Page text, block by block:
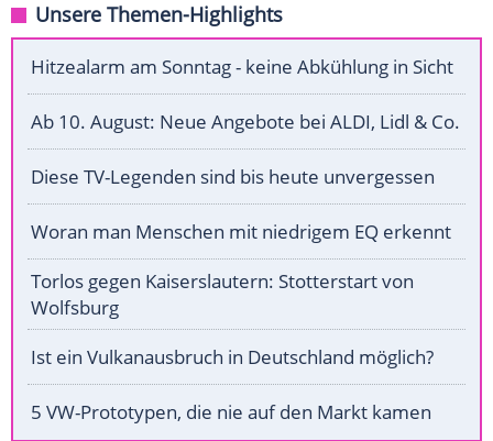
Unsere Themen-Highlights
Hitzealarm am Sonntag - keine Abkühlung in Sicht
Ab 10. August: Neue Angebote bei ALDI, Lidl & Co.
Diese TV-Legenden sind bis heute unvergessen
Woran man Menschen mit niedrigem EQ erkennt
Torlos gegen Kaiserslautern: Stotterstart von
Wolfsburg
Ist ein Vulkanausbruch in Deutschland möglich?
5 VW-Prototypen, die nie auf den Markt kamen